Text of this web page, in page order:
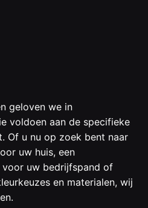
geloven we in
voldoen aan de specifieke
Of u nu op zoek bent naar
uw huis, een
uw bedrijfspand of
en materialen, wij